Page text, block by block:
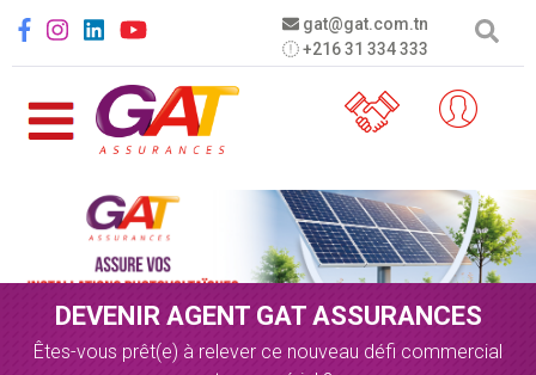
gat@gat.com.tn
+216 31 334 333
Social menu
DEVENIR AGENT GAT ASSURANCES
Êtes-vous prêt(e) à relever ce nouveau défi commercial